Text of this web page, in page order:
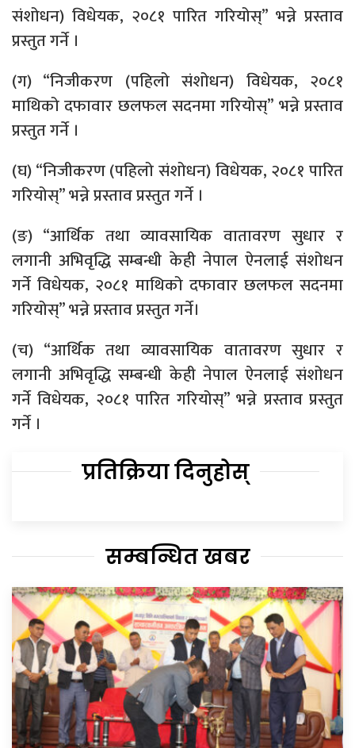
संशोधन) विधेयक, २०८१ पारित गरियोस्” भन्ने प्रस्ताव
प्रस्तुत गर्ने ।
(ग) “निजीकरण (पहिलो संशोधन) विधेयक, २०८१
माथिको दफावार छलफल सदनमा गरियोस्” भन्ने प्रस्ताव
प्रस्तुत गर्ने ।
(घ) “निजीकरण (पहिलो संशोधन) विधेयक, २०८१ पारित
गरियोस्” भन्ने प्रस्ताव प्रस्तुत गर्ने ।
(ङ) “आर्थिक तथा व्यावसायिक वातावरण सुधार र
लगानी अभिवृद्धि सम्बन्धी केही नेपाल ऐनलाई संशोधन
गर्ने विधेयक, २०८१ माथिको दफावार छलफल सदनमा
गरियोस्” भन्ने प्रस्ताव प्रस्तुत गर्ने।
(च) “आर्थिक तथा व्यावसायिक वातावरण सुधार र
लगानी अभिवृद्धि सम्बन्धी केही नेपाल ऐनलाई संशोधन
गर्ने विधेयक, २०८१ पारित गरियोस्” भन्ने प्रस्ताव प्रस्तुत
गर्ने ।
प्रतिक्रिया दिनुहोस्
सम्बन्धित खबर